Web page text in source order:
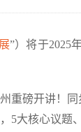
”）将于2025
重磅开讲！
5大核心议题